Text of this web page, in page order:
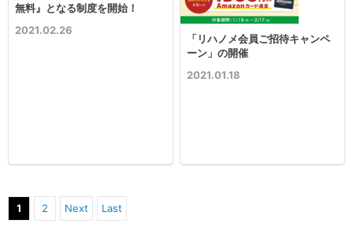
無料』となる制度を開始！
2021.02.26
「リハノメ会員ご招待キャンペ
ーン」の開催
2021.01.18
1 2 Next Last